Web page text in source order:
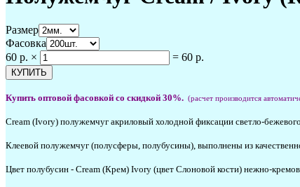
Размер
Фасовка
60 р. × = 60 р.
Купить оптовой фасовкой со скидкой 30%. (расчет производится
Cream (Ivory) полужемчуг акриловый холодной фиксации светло-
Клеевой полужемчуг (полусферы, полубусины), выполнены из
Цвет полубусин - Cream (Крем) Ivory (цвет Слоновой кости) нежно-